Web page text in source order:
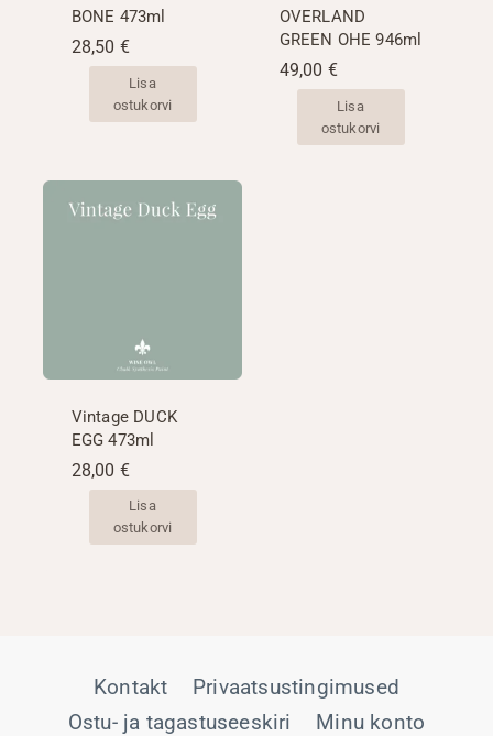
BONE 473ml
28,50 €
Lisa
ostukorvi
OVERLAND
GREEN OHE 946ml
49,00 €
Lisa
ostukorvi
Vintage DUCK
EGG 473ml
28,00 €
Lisa
ostukorvi
Kontakt
Privaatsustingimused
Ostu- ja tagastuseeskiri
Minu konto